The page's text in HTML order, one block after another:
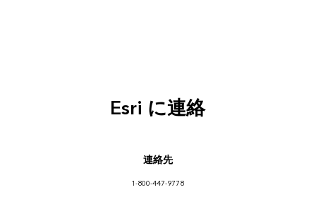
Esri に連絡
連絡先
1-800-447-9778